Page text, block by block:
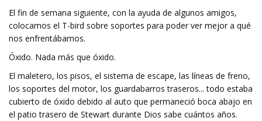
El fin de semana siguiente, con la ayuda de algunos amigos,
colocamos el T-bird sobre soportes para poder ver mejor a qué
nos enfrentábamos.
Óxido. Nada más que óxido.
El maletero, los pisos, el sistema de escape, las líneas de freno,
los soportes del motor, los guardabarros traseros... todo estaba
cubierto de óxido debido al auto que permaneció boca abajo en
el patio trasero de Stewart durante Dios sabe cuántos años.